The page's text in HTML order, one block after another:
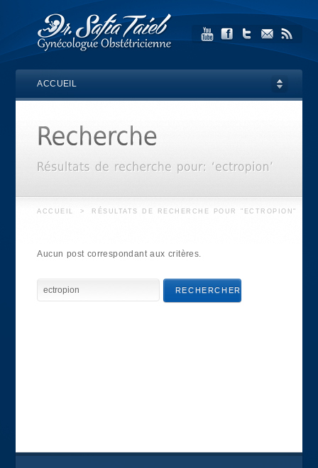
ACCUEIL
ACCUEIL > RÉSULTATS DE RECHERCHE POUR "ECTROPION"
Aucun post correspondant aux critères.